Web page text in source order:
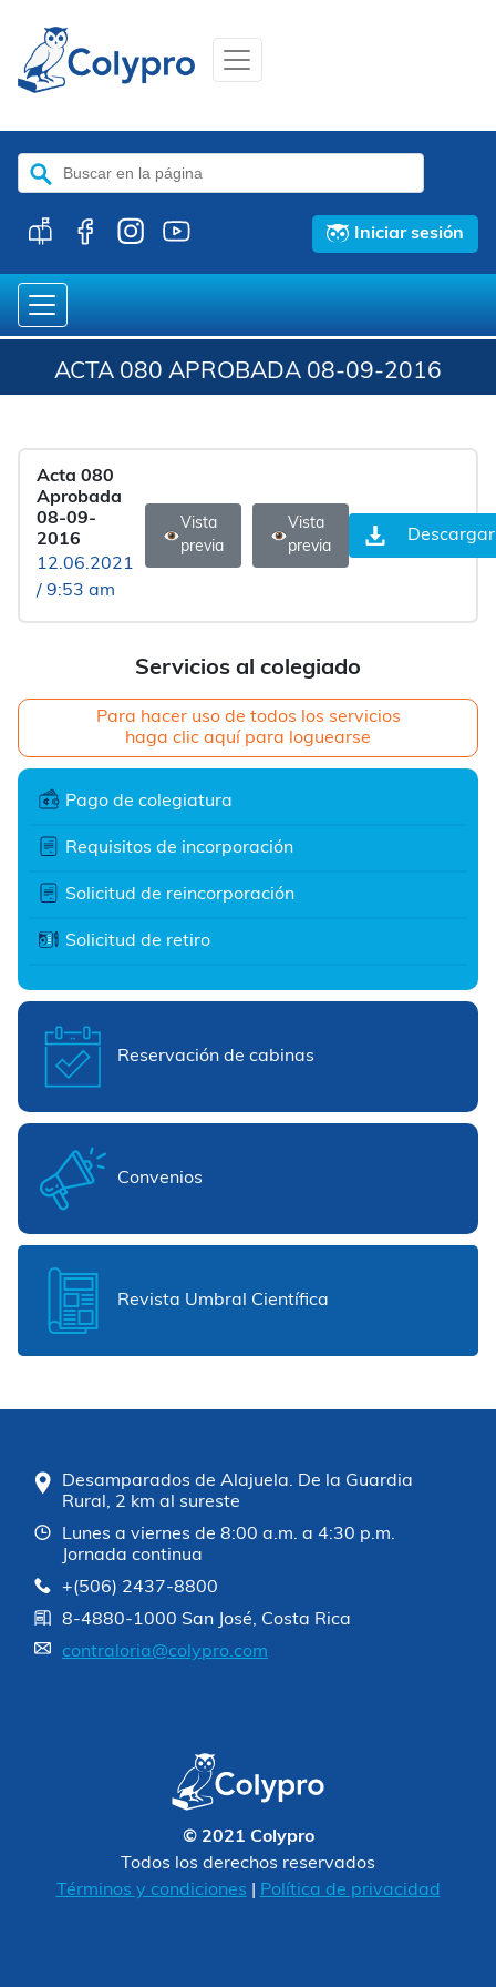
Buscar:
Iniciar sesión
ACTA 080 APROBADA 08-09-2016
Servicios al colegiado
Para hacer uso de todos los servicios
haga clic aquí para loguearse
Pago de colegiatura
Requisitos de incorporación
Solicitud de reincorporación
Solicitud de retiro
Reservación de cabinas
Convenios
Revista Umbral Científica
Acta 080
Aprobada
08-09-
2016
12.06.2021
/ 9:53 am
Vista
previa
Vista
previa
Descargar
Desamparados de Alajuela. De la Guardia
Rural, 2 km al sureste
Lunes a viernes de 8:00 a.m. a 4:30 p.m.
Jornada continua
+(506) 2437-8800
8-4880-1000 San José, Costa Rica
contraloria@colypro.com
© 2021 Colypro
Todos los derechos reservados
Términos y condiciones
Política de privacidad